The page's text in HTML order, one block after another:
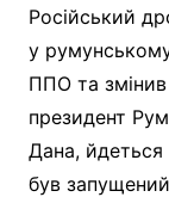
Російський
у
ППО та
президент
Дана, йдеться
був запущений